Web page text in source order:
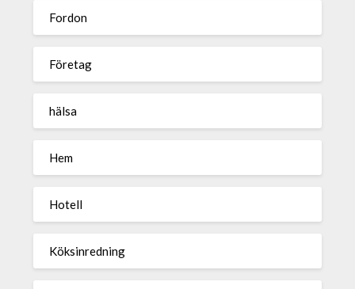
Fordon
Företag
hälsa
Hem
Hotell
Köksinredning